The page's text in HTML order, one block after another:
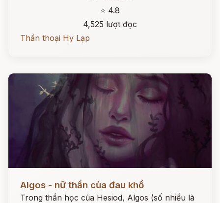
⭐ 4.8
4,525 lượt đọc
Thần thoại Hy Lạp
Algos - nữ thần của đau khổ
Trong thần học của Hesiod, Algos (số nhiều là